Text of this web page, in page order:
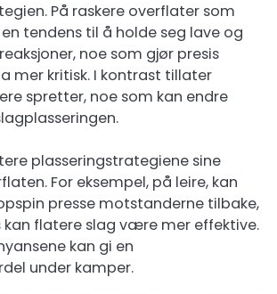
På raskere overflater som
tendens til å holde seg lave og
noe som gjør presis
mer kritisk. I kontrast tillater
spretter, noe som kan endre
plasseringstrategiene sine
For eksempel, på leire, kan
presse motstanderne tilbake,
kan flatere slag være mer effektive.
kan gi en
under kamper.